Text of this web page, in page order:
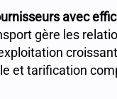
avec
gère les
et tarification